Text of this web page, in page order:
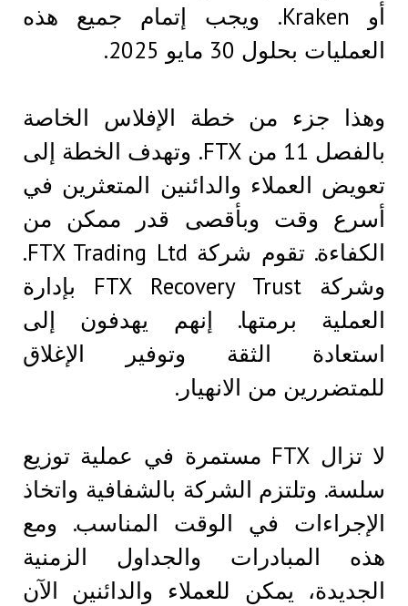
أو Kraken. ويجب إتمام جميع هذه
العمليات بحلول 30 مايو 2025.
وهذا جزء من خطة الإفلاس الخاصة
بالفصل 11 من FTX. وتهدف الخطة إلى
تعويض العملاء والدائنين المتعثرين في
أسرع وقت وبأقصى قدر ممكن من
الكفاءة. تقوم شركة FTX Trading Ltd.
وشركة FTX Recovery Trust بإدارة
العملية برمتها. إنهم يهدفون إلى
استعادة الثقة وتوفير الإغلاق
للمتضررين من الانهيار.
لا تزال FTX مستمرة في عملية توزيع
سلسة. وتلتزم الشركة بالشفافية واتخاذ
الإجراءات في الوقت المناسب. ومع
هذه المبادرات والجداول الزمنية
الجديدة، يمكن للعملاء والدائنين الآن